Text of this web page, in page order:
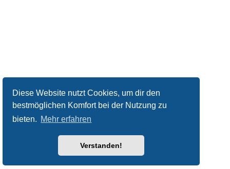
Diese Website nutzt Cookies, um dir den
bestmöglichen Komfort bei der Nutzung zu
bieten. Mehr erfahren
Verstanden!